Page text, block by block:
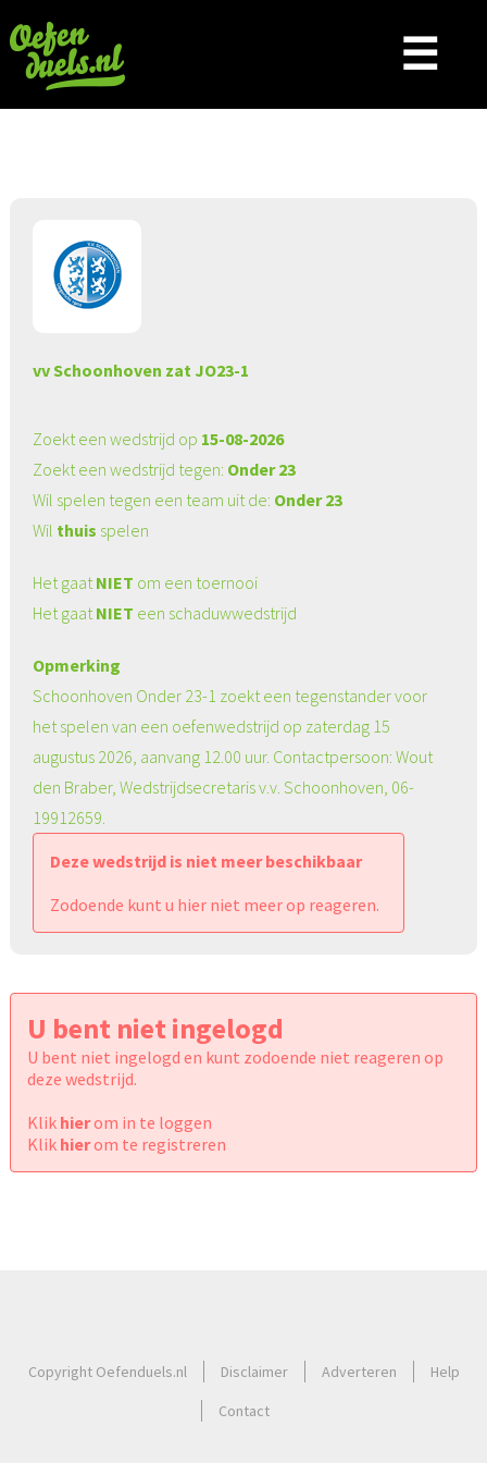
☰
Aangeboden wedstrijd
vv Schoonhoven zat JO23-1
Zoekt een wedstrijd op 15-08-2026
Zoekt een wedstrijd tegen: Onder 23
Wil spelen tegen een team uit de: Onder 23
Wil thuis spelen
Het gaatNIET om een toernooi
Het gaatNIET een schaduwwedstrijd
Opmerking
Schoonhoven Onder 23-1 zoekt een tegenstander voor
het spelen van een oefenwedstrijd op zaterdag 15
augustus 2026, aanvang 12.00 uur. Contactpersoon: Wout
den Braber, Wedstrijdsecretaris v.v. Schoonhoven, 06-
19912659.
Deze wedstrijd is niet meer beschikbaar
Zodoende kunt u hier niet meer op reageren.
U bent niet ingelogd
U bent niet ingelogd en kunt zodoende niet reageren op
deze wedstrijd.
Klik hierom in te loggen
Klik hierom te registreren
Copyright Oefenduels.nl Disclaimer Adverteren
Help
Contact